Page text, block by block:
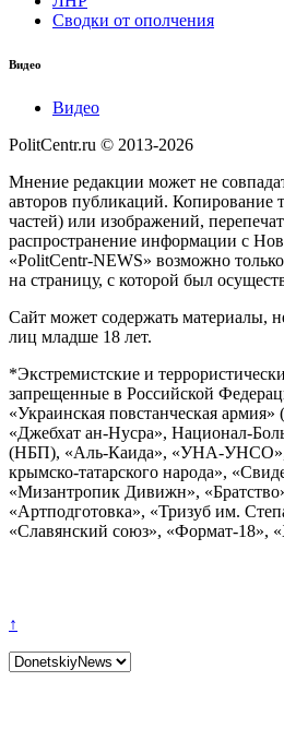
Сводки от ополчения
Видео
Видео
PolitCentr.ru © 2013-2026
Мнение редакции может не
авторов публикаций. Копирование
частей) или изображений,
распространение информации с
«PolitCentr-NEWS» возможно
на страницу, с которой был
Сайт может содержать материалы,
лиц младше 18 лет.
*Экстремистские и
запрещенные в Российской
«Украинская повстанческая
«Джебхат ан-Нусра», Национал-
(НБП), «Аль-Каида», «УНА-УНСО»,
крымско-татарского народа»,
«Мизантропик Дивижн»,
«Артподготовка», «Тризуб им.
«Славянский союз», «Формат-18»,
↑